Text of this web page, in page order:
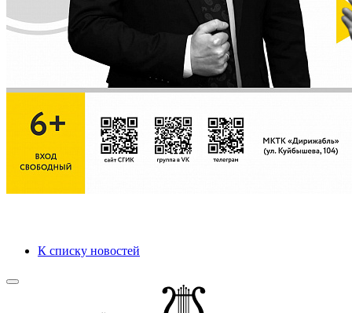
К списку новостей